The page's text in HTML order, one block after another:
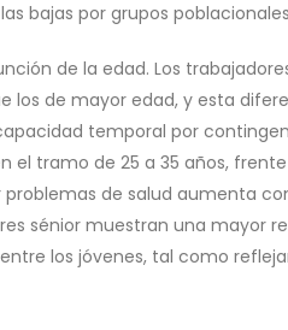
bajas por grupos
de la edad. Los
de mayor edad, y esta
temporal por
el tramo de 25 a 35 años,
problemas de salud aumenta
sénior muestran una mayor
los jóvenes, tal como